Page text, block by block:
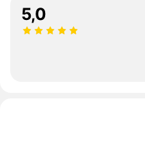
5,0